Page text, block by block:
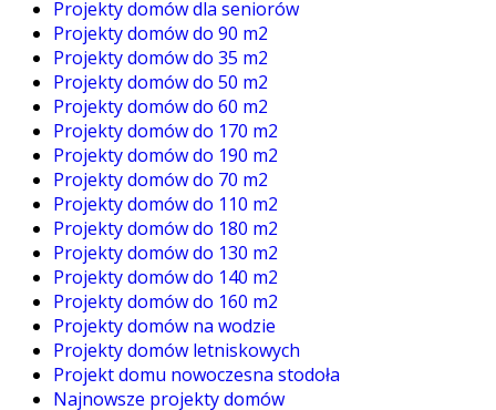
Projekty domów dla seniorów
Projekty domów do 90 m2
Projekty domów do 35 m2
Projekty domów do 50 m2
Projekty domów do 60 m2
Projekty domów do 170 m2
Projekty domów do 190 m2
Projekty domów do 70 m2
Projekty domów do 110 m2
Projekty domów do 180 m2
Projekty domów do 130 m2
Projekty domów do 140 m2
Projekty domów do 160 m2
Projekty domów na wodzie
Projekty domów letniskowych
Projekt domu nowoczesna stodoła
Najnowsze projekty domów